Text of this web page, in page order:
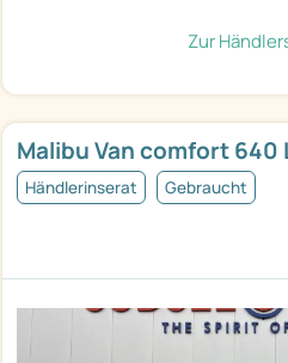
Zur
Malibu Van comfort 640
Händlerinserat Gebraucht